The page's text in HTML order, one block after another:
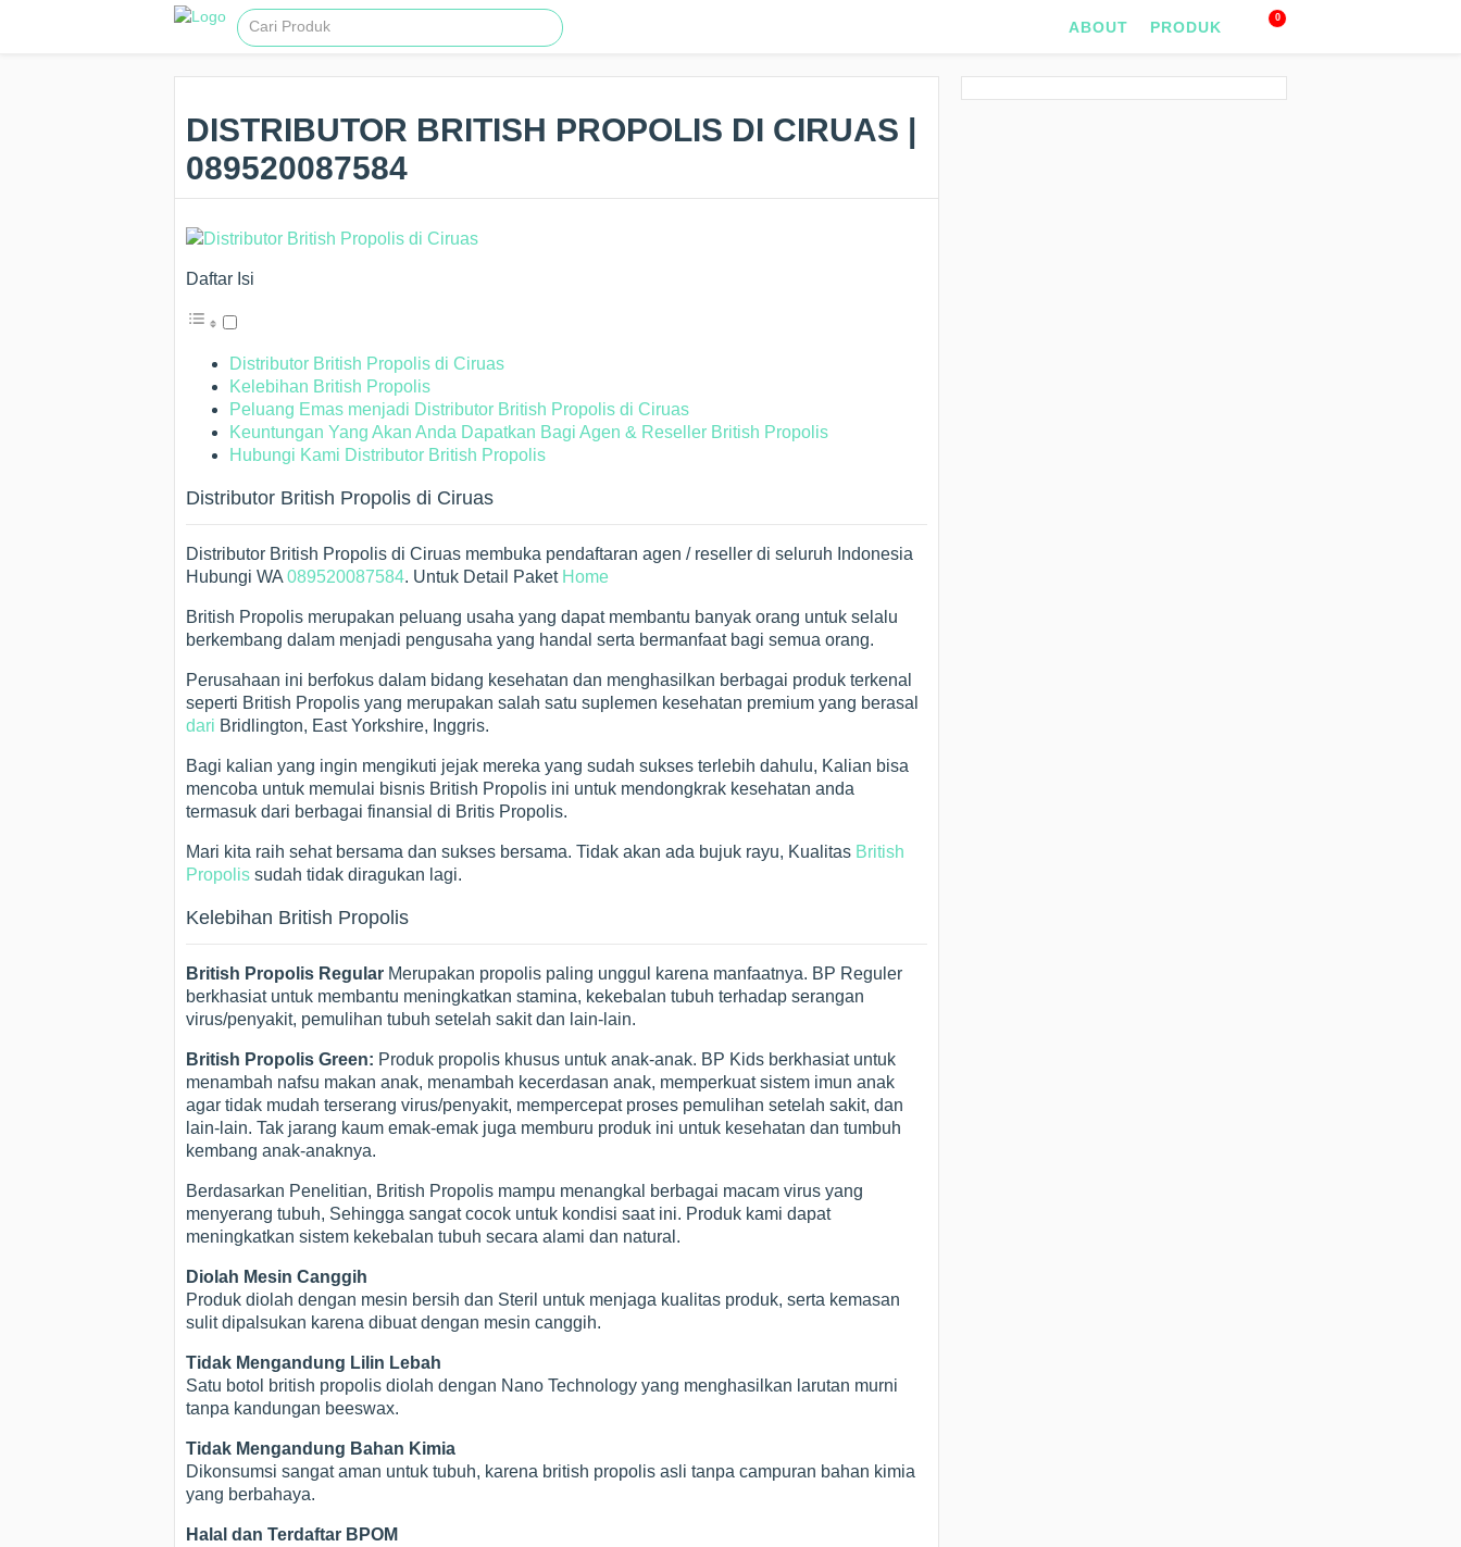
0
ABOUT PRODUK
DISTRIBUTOR BRITISH PROPOLIS DI CIRUAS |
089520087584
Daftar Isi
Distributor British Propolis di Ciruas
Kelebihan British Propolis
Peluang Emas menjadi Distributor British Propolis di Ciruas
Keuntungan Yang Akan Anda Dapatkan Bagi Agen & Reseller British Propolis
Hubungi Kami Distributor British Propolis
Distributor British Propolis di Ciruas
Distributor British Propolis di Ciruas membuka pendaftaran agen / reseller di seluruh Indonesia
Hubungi WA 089520087584. Untuk Detail Paket Home
British Propolis merupakan peluang usaha yang dapat membantu banyak orang untuk selalu
berkembang dalam menjadi pengusaha yang handal serta bermanfaat bagi semua orang.
Perusahaan ini berfokus dalam bidang kesehatan dan menghasilkan berbagai produk terkenal
seperti British Propolis yang merupakan salah satu suplemen kesehatan premium yang berasal
dari Bridlington, East Yorkshire, Inggris.
Bagi kalian yang ingin mengikuti jejak mereka yang sudah sukses terlebih dahulu, Kalian bisa
mencoba untuk memulai bisnis British Propolis ini untuk mendongkrak kesehatan anda
termasuk dari berbagai finansial di Britis Propolis.
Mari kita raih sehat bersama dan sukses bersama. Tidak akan ada bujuk rayu, Kualitas British
Propolis sudah tidak diragukan lagi.
Kelebihan British Propolis
British Propolis Regular Merupakan propolis paling unggul karena manfaatnya. BP Reguler
berkhasiat untuk membantu meningkatkan stamina, kekebalan tubuh terhadap serangan
virus/penyakit, pemulihan tubuh setelah sakit dan lain-lain.
British Propolis Green: Produk propolis khusus untuk anak-anak. BP Kids berkhasiat untuk
menambah nafsu makan anak, menambah kecerdasan anak, memperkuat sistem imun anak
agar tidak mudah terserang virus/penyakit, mempercepat proses pemulihan setelah sakit, dan
lain-lain. Tak jarang kaum emak-emak juga memburu produk ini untuk kesehatan dan tumbuh
kembang anak-anaknya.
Berdasarkan Penelitian, British Propolis mampu menangkal berbagai macam virus yang
menyerang tubuh, Sehingga sangat cocok untuk kondisi saat ini. Produk kami dapat
meningkatkan sistem kekebalan tubuh secara alami dan natural.
Diolah Mesin Canggih
Produk diolah dengan mesin bersih dan Steril untuk menjaga kualitas produk, serta kemasan
sulit dipalsukan karena dibuat dengan mesin canggih.
Tidak Mengandung Lilin Lebah
Satu botol british propolis diolah dengan Nano Technology yang menghasilkan larutan murni
tanpa kandungan beeswax.
Tidak Mengandung Bahan Kimia
Dikonsumsi sangat aman untuk tubuh, karena british propolis asli tanpa campuran bahan kimia
yang berbahaya.
Halal dan Terdaftar BPOM